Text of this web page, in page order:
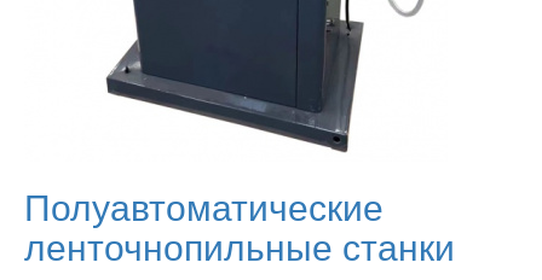
Полуавтоматические
ленточнопильные станки